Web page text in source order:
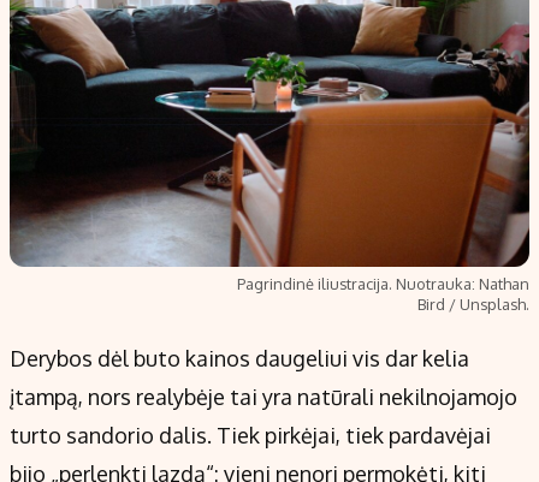
Pagrindinė iliustracija. Nuotrauka: Nathan
Bird / Unsplash.
Derybos dėl buto kainos daugeliui vis dar kelia
įtampą, nors realybėje tai yra natūrali nekilnojamojo
turto sandorio dalis. Tiek pirkėjai, tiek pardavėjai
bijo „perlenkti lazdą“: vieni nenori permokėti, kiti